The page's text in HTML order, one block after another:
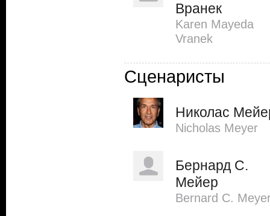
Вранек
Karen Mayeda
Vranek
Сценаристы
Николас
Nicholas Meyer
Бернард С.
Мейер
Bernard C.